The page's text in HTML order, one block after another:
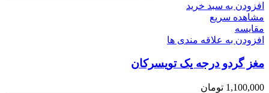
افزودن به سبد خرید
مشاهده سریع
مقایسه
افزودن به علاقه مندی ها
مغز گردو درجه یک تویسرکان
1,100,000 تومان